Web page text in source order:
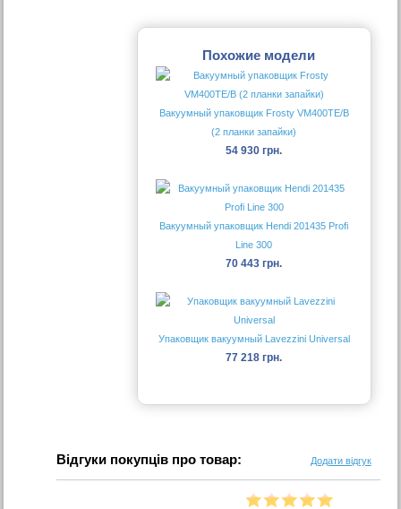
Похожие модели
Вакуумный упаковщик Frosty VM400TE/B
(2 планки запайки)
54 930 грн.
Вакуумный упаковщик Hendi 201435 Profi
Line 300
70 443 грн.
Упаковщик вакуумный Lavezzini Universal
77 218 грн.
Відгуки покупців про товар: Додати відгук